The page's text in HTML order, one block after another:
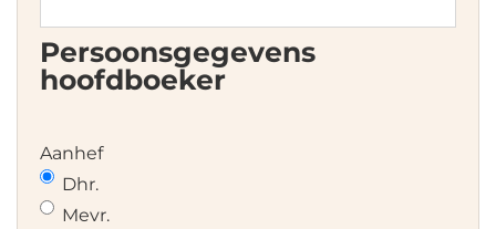
JJJJ
Persoonsgegevens
hoofdboeker
Aanhef
Dhr.
Mevr.